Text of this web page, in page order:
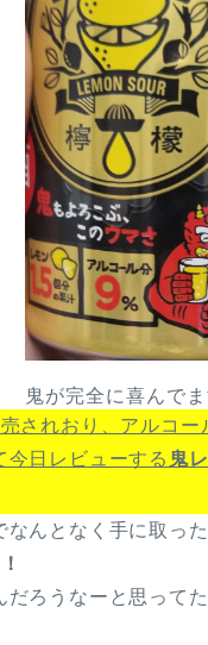
鬼が完全に喜んで
されおり、アルコ
今日レビューする 鬼
んとなく手に取った
だろうなーと思って